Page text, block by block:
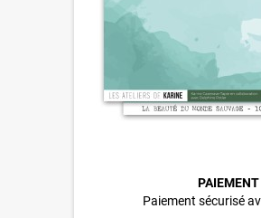
Paiement sécurisé